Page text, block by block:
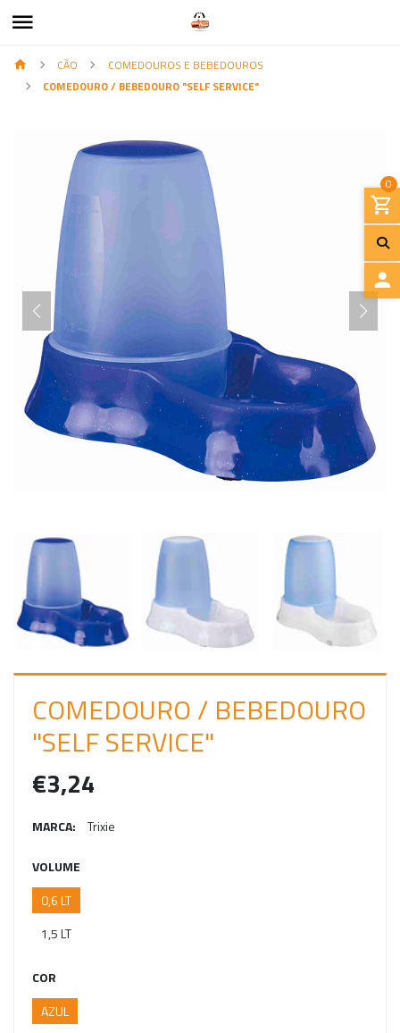
0
I
I
A
S
O
CÃO
COMEDOUROS E BEBEDOUROS
COMEDOURO / BEBEDOURO "SELF SERVICE"
COMEDOURO / BEBEDOURO
"SELF SERVICE"
€3,24
MARCA: Trixie
VOLUME
0,6 LT
1,5 LT
COR
AZUL